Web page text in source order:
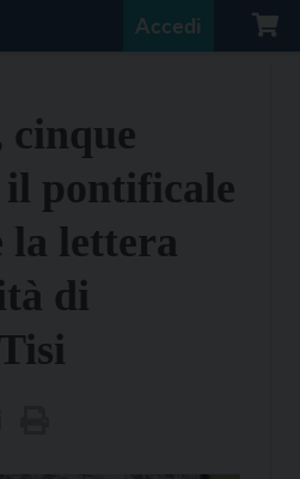
Accedi
cinque
il pontificale
la lettera
di